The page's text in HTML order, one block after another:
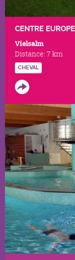
CENTRE
Vielsalm
Distance: 7 km
CHEVAL